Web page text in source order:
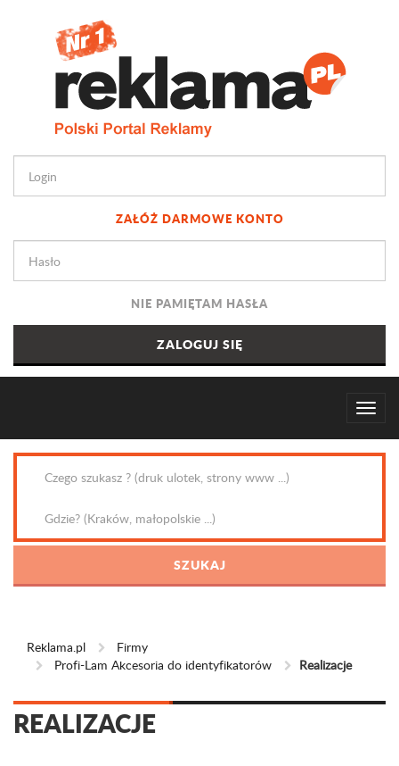
ZAŁÓŻ DARMOWE KONTO
NIE PAMIĘTAM HASŁA
Reklama.pl
Firmy
Profi-Lam Akcesoria do identyfikatorów
Realizacje
REALIZACJE